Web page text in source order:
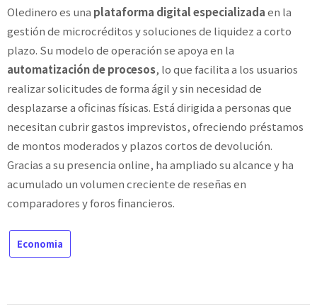
Oledinero es una plataforma digital especializadaen la
gestión de microcréditos y soluciones de liquidez a corto
plazo. Su modelo de operación se apoya en la
automatización de procesos, lo que facilita a los usuarios
realizar solicitudes de forma ágil y sin necesidad de
desplazarse a oficinas físicas. Está dirigida a personas que
necesitan cubrir gastos imprevistos, ofreciendo préstamos
de montos moderados y plazos cortos de devolución.
Gracias a su presencia online, ha ampliado su alcance y ha
acumulado un volumen creciente de reseñas en
comparadores y foros financieros.
Economia